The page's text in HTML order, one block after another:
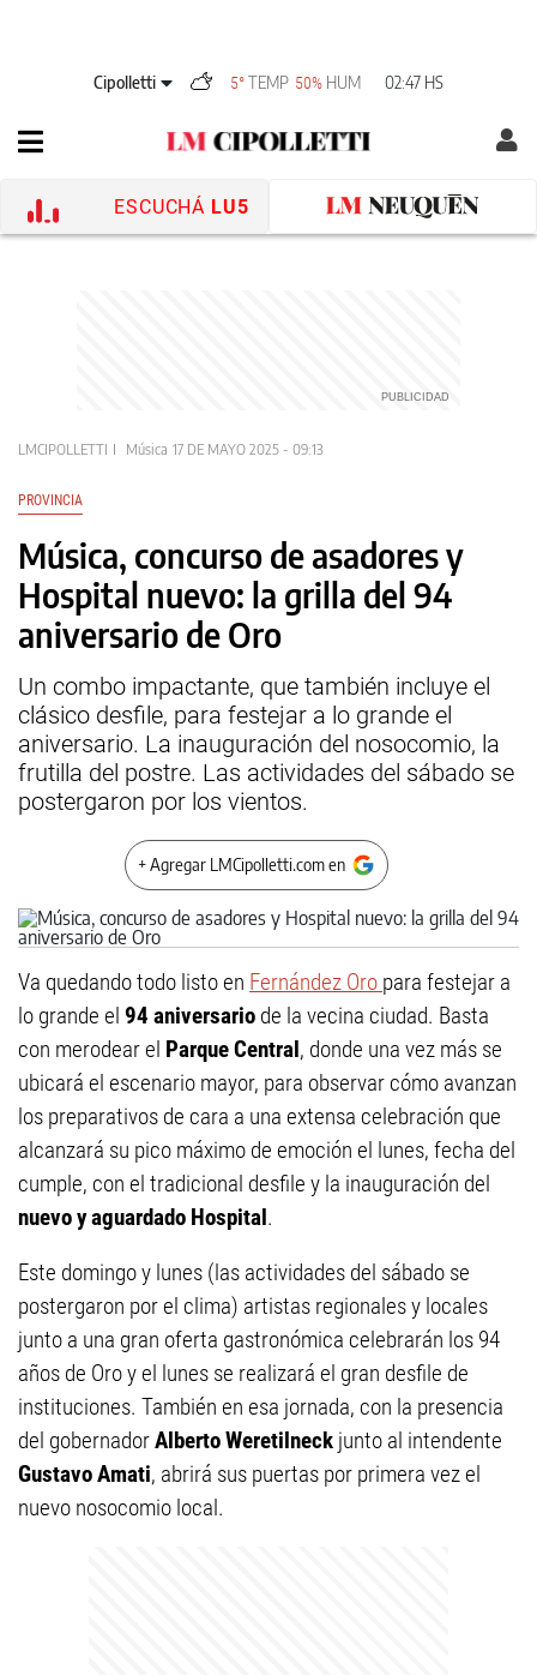
Cipolletti 5° TEMP 50% HUM 02:47 HS
ESCUCHÁ LU5
LMCIPOLLETTI Música 17 DE MAYO 2025 - 09:13
PROVINCIA
Música, concurso de asadores y
Hospital nuevo: la grilla del 94
aniversario de Oro
Un combo impactante, que también incluye el
clásico desfile, para festejar a lo grande el
aniversario. La inauguración del nosocomio, la
frutilla del postre. Las actividades del sábado se
postergaron por los vientos.
+ Agregar LMCipolletti.com en
Va quedando todo listo en Fernández Oro para festejar a
lo grande el 94 aniversario de la vecina ciudad. Basta
con merodear el Parque Central, donde una vez más se
ubicará el escenario mayor, para observar cómo avanzan
los preparativos de cara a una extensa celebración que
alcanzará su pico máximo de emoción el lunes, fecha del
cumple, con el tradicional desfile y la inauguración del
nuevo y aguardado Hospital.
Este domingo y lunes (las actividades del sábado se
postergaron por el clima) artistas regionales y locales
junto a una gran oferta gastronómica celebrarán los 94
años de Oro y el lunes se realizará el gran desfile de
instituciones. También en esa jornada, con la presencia
del gobernadorAlberto Weretilneck junto al intendente
Gustavo Amati, abrirá sus puertas por primera vez el
nuevo nosocomio local.